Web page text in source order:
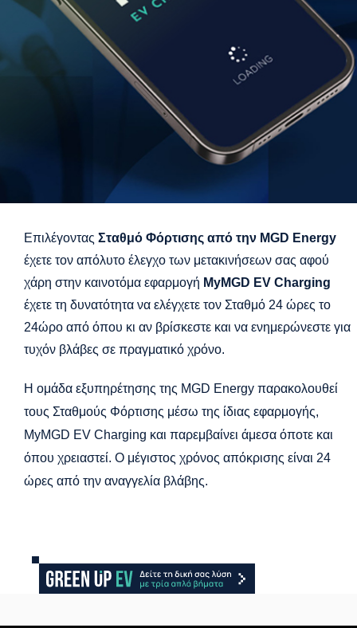
Επιλέγοντας Σταθμό Φόρτισης από την MGD Energy
έχετε τον απόλυτο έλεγχο των μετακινήσεων σας αφού
χάρη στην καινοτόμα εφαρμογή MyMGD EV Charging
έχετε τη δυνατότητα να ελέγχετε τον Σταθμό 24 ώρες το
24ώρο από όπου κι αν βρίσκεστε και να ενημερώνεστε για
τυχόν βλάβες σε πραγματικό χρόνο.
Η ομάδα εξυπηρέτησης της MGD Energy παρακολουθεί
τους Σταθμούς Φόρτισης μέσω της ίδιας εφαρμογής,
MyMGD EV Charging και παρεμβαίνει άμεσα όποτε και
όπου χρειαστεί. Ο μέγιστος χρόνος απόκρισης είναι 24
ώρες από την αναγγελία βλάβης.